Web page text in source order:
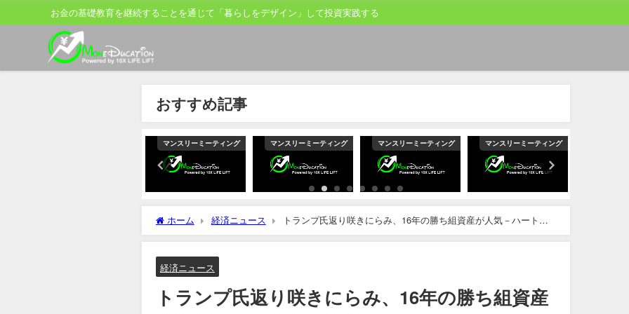
お金の基礎教育を継続することを通じて「暮らしをデザイン」して投資実践する
おすすめ記事
マンスリーミーティング マンスリーミーティング マンスリーミーティング マンスリーミーティング
ホーム 経済ニュース
トランプ氏返り咲きにらみ、16年の勝ち組資産が人気－ハートネ
ット氏
経済ニュース
トランプ氏返り咲きにらみ、16年の勝ち組資産